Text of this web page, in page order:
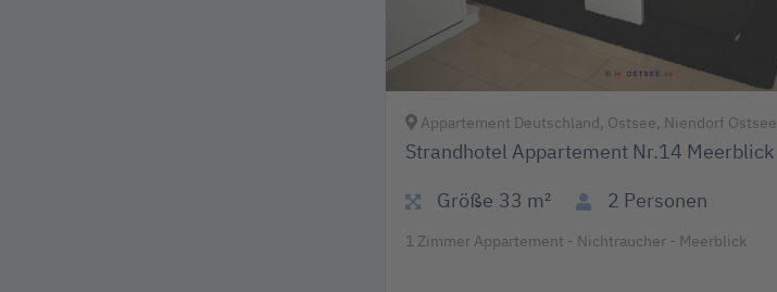
Appartement Deutschland, Ostsee, Niendorf Ostsee
Strandhotel Appartement Nr.14 Meerblick
33 m²
Größe 2 Personen
1 Zimmer Appartement - Nichtraucher - Meerblick